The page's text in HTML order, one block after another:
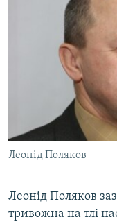
Леонід Поляков
Леонід Поляков
тривожна на тлі